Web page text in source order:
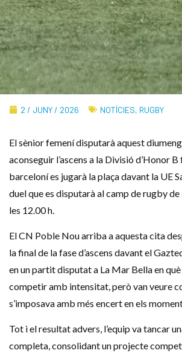
2 / JUNY / 2026 NOTÍCIES, RUGBY
El sènior femení disputarà aquest
aconseguir l’ascens a la Divisió d’Honor B
barceloní es jugarà la plaça davant la UE
duel que es disputarà al camp de rugby de
les 12.00 h.
El CN Poble Nou arriba a aquesta cita
la final de la fase d’ascens davant el
en un partit disputat a La Mar Bella en
competir amb intensitat, però van veure
s’imposava amb més encert en els
Tot i el resultat advers, l’equip va tancar
completa, consolidant un projecte